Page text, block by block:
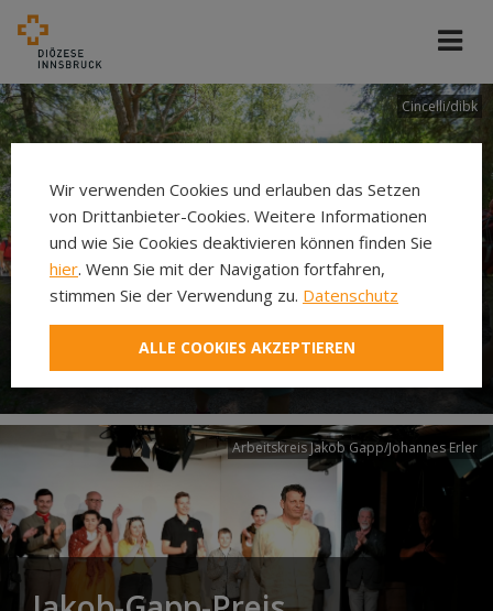
Cincelli/dibk
Neuer Pilgerweg Via
Laudato si’
Arbeitskreis Jakob Gapp/Johannes Erler
Wir verwenden Cookies und erlauben das Setzen
von Drittanbieter-Cookies. Weitere Informationen
und wie Sie Cookies deaktivieren können finden Sie
hier. Wenn Sie mit der Navigation fortfahren,
stimmen Sie der Verwendung zu. Datenschutz
ALLE COOKIES AKZEPTIEREN